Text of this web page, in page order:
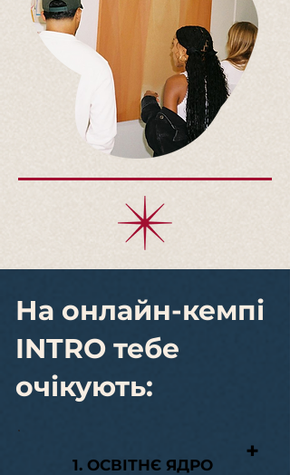
На онлайн-кемпі
INTRO тебе
очікують:
1. ОСВІТНЄ ЯДРО
+